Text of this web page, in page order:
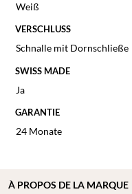
Weiß
VERSCHLUSS
Schnalle mit Dornschließe
SWISS MADE
Ja
GARANTIE
24 Monate
À PROPOS DE LA MARQUE